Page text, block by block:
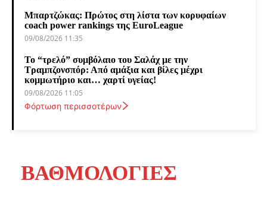
Μπαρτζώκας: Πρώτος στη λίστα των κορυφαίων
coach power rankings της EuroLeague
09/08/2026 11:35
Το “τρελό” συμβόλαιο του Σαλάχ με την
Τραμπζονσπόρ: Από αμάξια και βίλες μέχρι
κομμωτήριο και… χαρτί υγείας!
09/08/2026 11:05
Φόρτωση περισσοτέρων
ΒΑΘΜΟΛΟΓΙΕΣ